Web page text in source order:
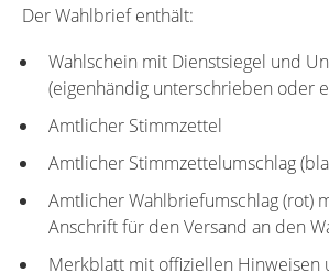
Der Wahlbrief enthält:
Wahlschein mit Dienstsiegel und
(eigenhändig unterschrieben oder
Amtlicher Stimmzettel
Amtlicher Stimmzettelumschlag
Amtlicher Wahlbriefumschlag (rot)
Anschrift für den Versand an den
Merkblatt mit offiziellen